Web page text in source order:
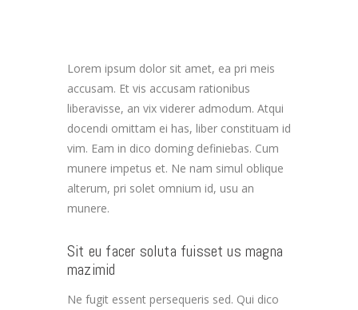
Lorem ipsum dolor sit amet, ea pri meis
accusam. Et vis accusam rationibus
liberavisse, an vix viderer admodum. Atqui
docendi omittam ei has, liber constituam id
vim. Eam in dico doming definiebas. Cum
munere impetus et. Ne nam simul oblique
alterum, pri solet omnium id, usu an
munere.
Sit eu facer soluta fuisset us magna
mazimid
Ne fugit essent persequeris sed. Qui dico